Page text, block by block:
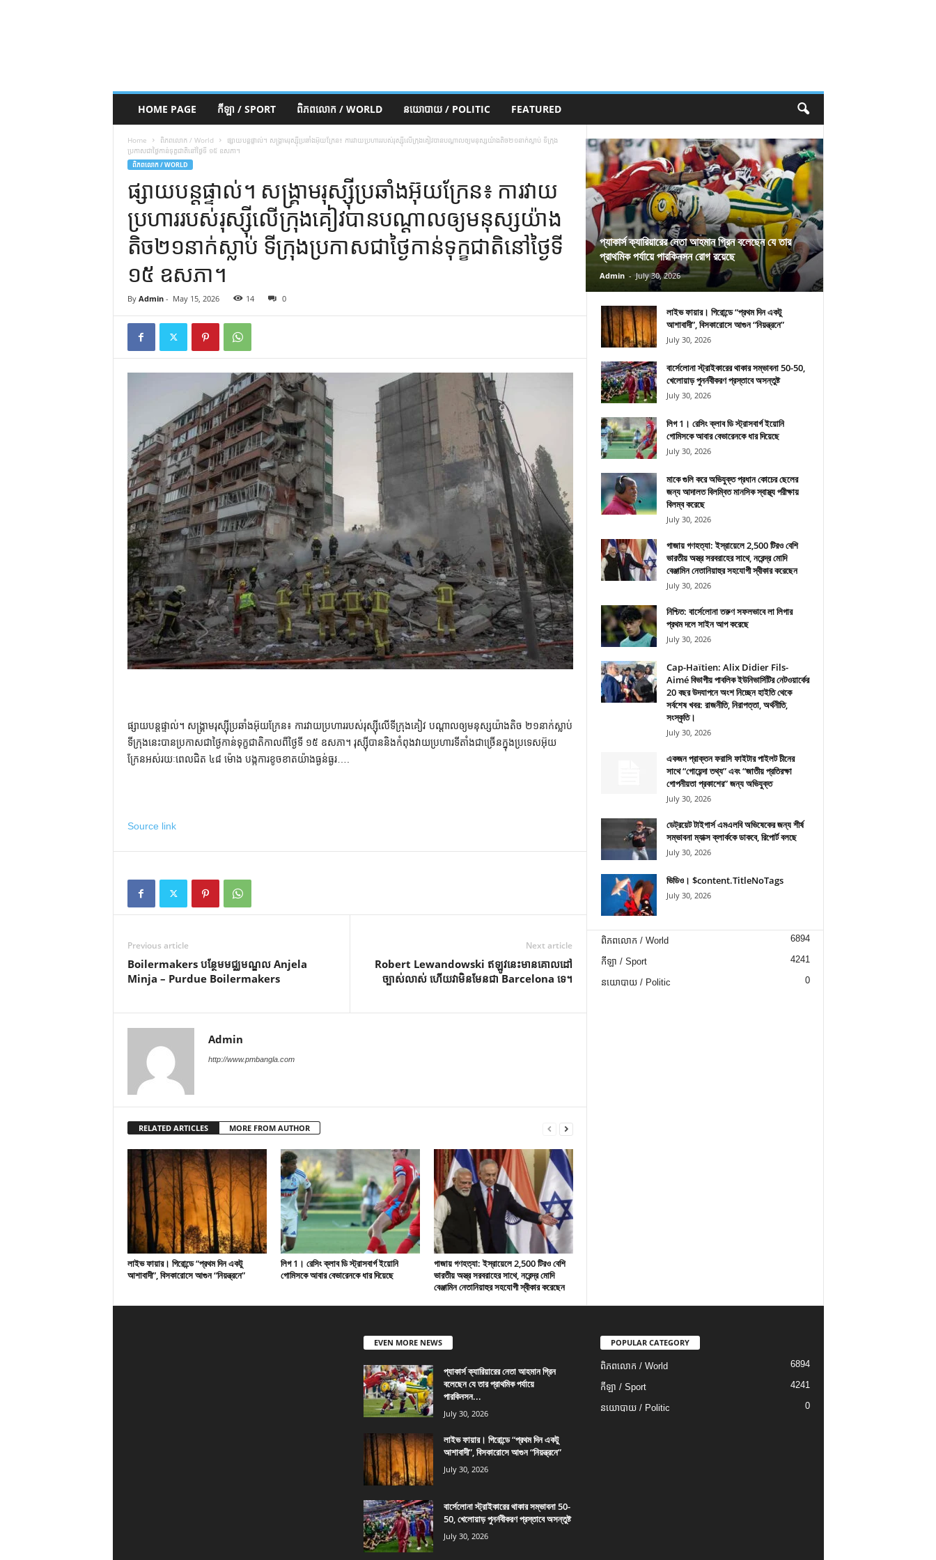
HOME PAGE កីឡា / SPORT ពិភពលោក / WORLD នយោបាយ / POLITIC FEATURED
Home ពិភពលោក / World
ផ្សាយបន្តផ្ទាល់។ សង្គ្រាម​រុស្ស៊ី​ប្រឆាំង​អ៊ុយក្រែន៖ ការវាយប្រហារ​របស់​រុស្ស៊ី​លើ​ក្រុង​គៀវ​បាន​បណ្តាល​ឲ្យ​មនុស្ស​យ៉ាងតិច​២១​នាក់​ស្លាប់ ទីក្រុង​
ប្រកាស​ជា​ថ្ងៃ​កាន់ទុក្ខ​ជាតិ​នៅ​ថ្ងៃទី ១៥ ឧសភា។
ពិភពលោក / WORLD
ផ្សាយបន្តផ្ទាល់។ សង្គ្រាម​រុស្ស៊ី​ប្រឆាំង​អ៊ុយក្រែន៖ ការវាយ
ប្រហារ​របស់​រុស្ស៊ី​លើ​ក្រុង​គៀវ​បាន​បណ្តាល​ឲ្យ​មនុស្ស​យ៉ាង
តិច​២១​នាក់​ស្លាប់ ទីក្រុង​ប្រកាស​ជា​ថ្ងៃ​កាន់ទុក្ខ​ជាតិ​នៅ​ថ្ងៃទី
១៥ ឧសភា។
By Admin- May 15, 2026 14 0
ផ្សាយបន្តផ្ទាល់។ សង្គ្រាមរុស្ស៊ីប្រឆាំងអ៊ុយក្រែន៖ ការវាយប្រហាររបស់រុស្ស៊ីលើទីក្រុងគៀវ បណ្តាលឲ្យមនុស្សយ៉ាងតិច ២១នាក់ស្លាប់
ទីក្រុងនេះបានប្រកាសជាថ្ងៃកាន់ទុក្ខជាតិកាលពីថ្ងៃទី ១៥ ឧសភា។ រុស្ស៊ីបាននិងកំពុងវាយប្រហារទីតាំងជាច្រើនក្នុងប្រទេសអ៊ុយ
ក្រែនអស់រយៈពេលជិត ៤៨ ម៉ោង បង្កការខូចខាតយ៉ាងធ្ងន់ធ្ងរ….
Source link
Previous article
Boilermakers បន្ថែមមជ្ឈមណ្ឌល Anjela
Minja – Purdue Boilermakers
Next article
Robert Lewandowski ឥឡូវនេះមានគោលដៅ
ច្បាស់លាស់ ហើយវាមិនមែនជា Barcelona ទេ។
Admin
http://www.pmbangla.com
RELATED ARTICLES MORE FROM AUTHOR
লাইভ ফায়ার। গিরোন্ডে “প্রথম দিন একটু
আশাবাদী”, বিসকারোসে আগুন “নিয়ন্ত্রনে”
লিগ 1। রেসিং ক্লাব ডি স্ট্রাসবার্গ ইয়োনি
গোমিসকে আবার বেভারেনকে ধার দিয়েছে
গাজায় গণহত্যা: ইস্রায়েলে 2,500 টিরও বেশি
ভারতীয় অস্ত্র সরবরাহের সাথে, নরেন্দ্র মোদি
বেঞ্জামিন নেতানিয়াহুর সহযোগী স্বীকার করেছেন
প্যাকার্স ক্যারিয়ারের নেতা আহমান গ্রিন বলেছেন যে তার
প্রাথমিক পর্যায়ে পারকিনসন রোগ রয়েছে
Admin - July 30, 2026
লাইভ ফায়ার। গিরোন্ডে “প্রথম দিন একটু
আশাবাদী”, বিসকারোসে আগুন “নিয়ন্ত্রনে”
July 30, 2026
বার্সেলোনা স্ট্রাইকারের থাকার সম্ভাবনা 50-50,
খেলোয়াড় পুনর্নবীকরণ প্রস্তাবে অসন্তুষ্ট
July 30, 2026
লিগ 1। রেসিং ক্লাব ডি স্ট্রাসবার্গ ইয়োনি
গোমিসকে আবার বেভারেনকে ধার দিয়েছে
July 30, 2026
মাকে গুলি করে অভিযুক্ত প্রধান কোচের ছেলের
জন্য আদালত বিলম্বিত মানসিক স্বাস্থ্য পরীক্ষায়
বিলম্ব করেছে
July 30, 2026
গাজায় গণহত্যা: ইস্রায়েলে 2,500 টিরও বেশি
ভারতীয় অস্ত্র সরবরাহের সাথে, নরেন্দ্র মোদি
বেঞ্জামিন নেতানিয়াহুর সহযোগী স্বীকার করেছেন
July 30, 2026
নিশ্চিত: বার্সেলোনা তরুণ সফলভাবে লা লিগার
প্রথম দলে সাইন আপ করেছে
July 30, 2026
Cap-Haïtien: Alix Didier Fils-
Aimé বিভাগীয় পাবলিক ইউনিভার্সিটির নেটওয়ার্কের
20 বছর উদযাপনে অংশ নিচ্ছেন হাইতি থেকে
সর্বশেষ খবর: রাজনীতি, নিরাপত্তা, অর্থনীতি,
সংস্কৃতি।
July 30, 2026
একজন প্রাক্তন ফরাসি ফাইটার পাইলট চীনের
সাথে “গোয়েন্দা তথ্য” এবং “জাতীয় প্রতিরক্ষা
গোপনীয়তা প্রকাশের” জন্য অভিযুক্ত
July 30, 2026
ডেট্রয়েট টাইগার্স এমএলবি অভিষেকের জন্য শীর্ষ
সম্ভাবনা ম্যাক্স ক্লার্ককে ডাকবে, রিপোর্ট বলছে
July 30, 2026
ভিডিও। $content.TitleNoTags
July 30, 2026
ពិភពលោក / World 6894
កីឡា / Sport 4241
នយោបាយ / Politic 0
EVEN MORE NEWS
প্যাকার্স ক্যারিয়ারের নেতা আহমান গ্রিন
বলেছেন যে তার প্রাথমিক পর্যায়ে
পারকিনসন...
July 30, 2026
লাইভ ফায়ার। গিরোন্ডে “প্রথম দিন একটু
আশাবাদী”, বিসকারোসে আগুন “নিয়ন্ত্রনে”
July 30, 2026
বার্সেলোনা স্ট্রাইকারের থাকার সম্ভাবনা 50-
50, খেলোয়াড় পুনর্নবীকরণ প্রস্তাবে অসন্তুষ্ট
July 30, 2026
POPULAR CATEGORY
ពិភពលោក / World 6894
កីឡា / Sport 4241
នយោបាយ / Politic 0